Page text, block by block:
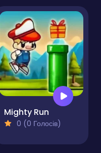
Mighty Run
0 (0 Голосів)